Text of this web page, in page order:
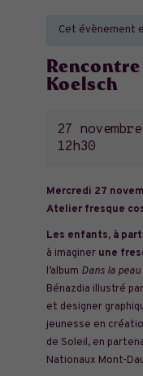
Cet évènement
Koelsch
27
12h30
Mercredi 27
Atelier fresque
Les enfants, à
à imaginer une
l’album Dans la
Bénazdia illustré par
et designer
jeunesse en
de Soleil, en
Nationaux Mont-